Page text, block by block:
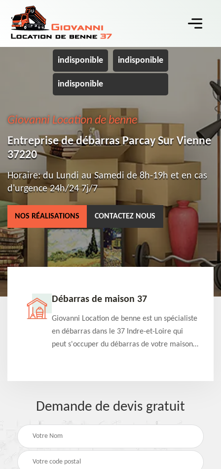
indisponible indisponible
indisponible
Giovanni Location de benne
Entreprise de débarras Parcay Sur Vienne
37220
Horaire: du Lundi au Samedi de 8h-19h et en cas
d'urgence 24h/24 7j/7
NOS RÉALISATIONS CONTACTEZ NOUS
Débarras de maison 37
Giovanni Location de benne est un spécialiste
en débarras dans le 37 Indre-et-Loire qui
peut s'occuper du débarras de votre maison
Demande de devis gratuit